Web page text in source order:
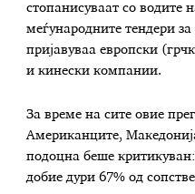
стопанисуваат со водите
меѓународните тендери за
пријавуваа европски
и кинески компании.
За време на сите овие
Американците,
подоцна беше
добие дури 67% од